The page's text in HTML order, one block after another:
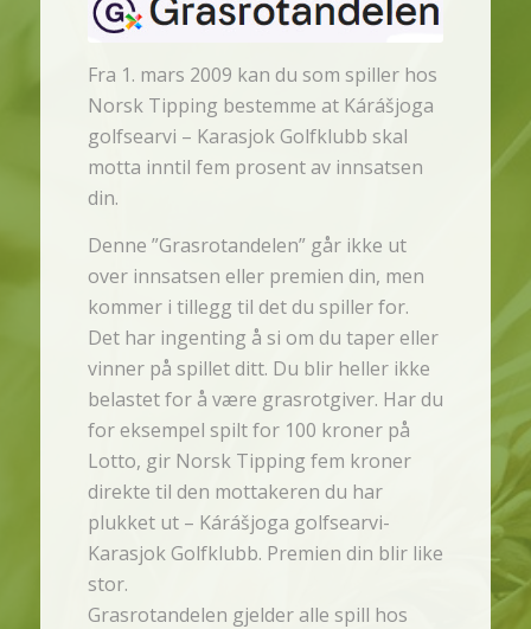
Fra 1. mars 2009 kan du som spiller hos
Norsk Tipping bestemme at Kárášjoga
golfsearvi – Karasjok Golfklubb skal
motta inntil fem prosent av innsatsen
din.
Denne ”Grasrotandelen” går ikke ut
over innsatsen eller premien din, men
kommer i tillegg til det du spiller for.
Det har ingenting å si om du taper eller
vinner på spillet ditt. Du blir heller ikke
belastet for å være grasrotgiver. Har du
for eksempel spilt for 100 kroner på
Lotto, gir Norsk Tipping fem kroner
direkte til den mottakeren du har
plukket ut – Kárášjoga golfsearvi-
Karasjok Golfklubb. Premien din blir like
stor.
Grasrotandelen gjelder alle spill hos